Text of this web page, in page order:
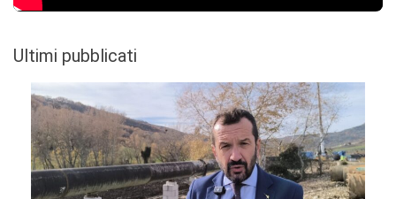
Ultimi pubblicati